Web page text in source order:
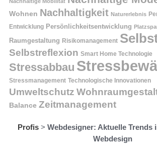
Wohnen Nachhaltigkeit Naturerlebnis
Entwicklung Persönlichkeitsentwicklung
Raumgestaltung Risikomanagement
Selbstreflexion Smart Home Technologie
Stressabbau
Stressmanagement Technologische Innovationen
Umweltschutz
Balance Zeitmanagement
Profis> Webdesigner: Aktuelle Trends
Webdesign